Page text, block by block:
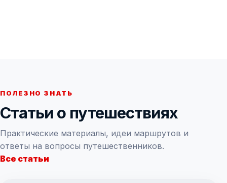
ПОЛЕЗНО ЗНАТЬ
Статьи о путешествиях
Практические материалы, идеи маршрутов и
ответы на вопросы путешественников.
Все статьи